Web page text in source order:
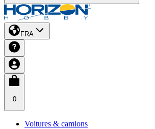
FRA
0
Voitures & camions